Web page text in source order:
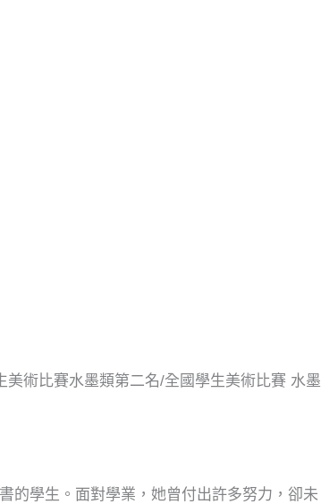
術比賽水墨類第二名/全國學生美術比賽 水墨
的學生。面對學業，她曾付出許多努力，卻未